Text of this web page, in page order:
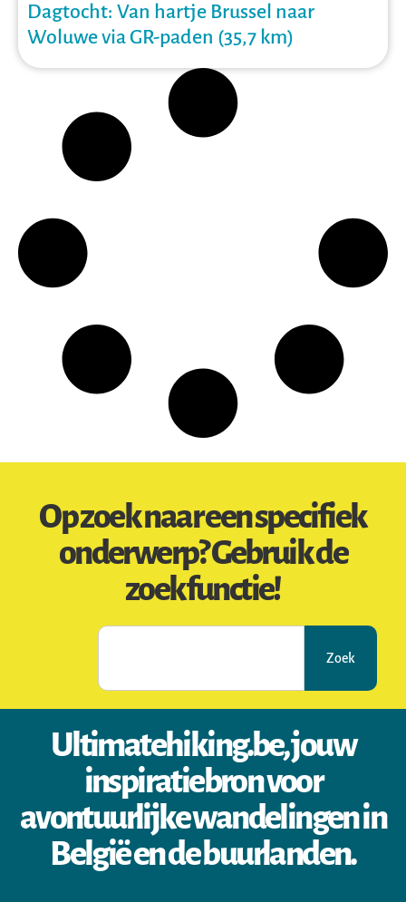
Dagtocht: Van hartje Brussel naar
Woluwe via GR-paden (35,7 km)
Op zoek naar een specifiek
onderwerp? Gebruik de
zoekfunctie!
Zoek
Ultimatehiking.be, jouw
inspiratiebron voor
avontuurlijke wandelingen in
België en de buurlanden.